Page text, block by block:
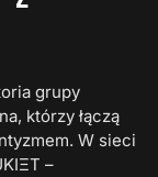
grupy
którzy łączą
W sieci
–